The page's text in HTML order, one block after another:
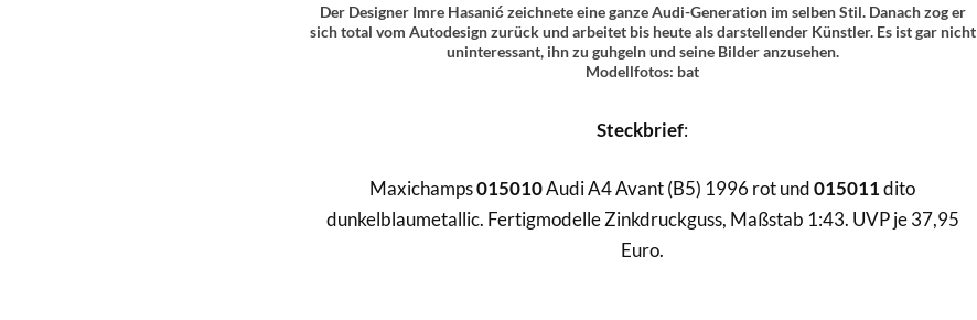
Der Designer Imre Hasanić zeichnete eine ganze Audi-Generation im selben Stil. Danach zog er
sich total vom Autodesign zurück und arbeitet bis heute als darstellender Künstler. Es ist gar nicht
uninteressant, ihn zu guhgeln und seine Bilder anzusehen.
Modellfotos: bat
Steckbrief:
Maxichamps015010Audi A4 Avant (B5) 1996 rot und015011dito
dunkelblaumetallic. Fertigmodelle Zinkdruckguss, Maßstab 1:43. UVP je 37,95
Euro.